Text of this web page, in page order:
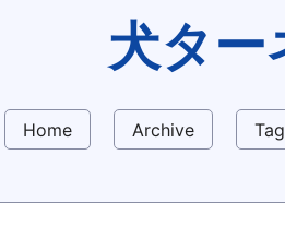
犬ター
Home Archive Tag